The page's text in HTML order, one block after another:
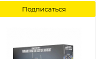
Подписаться